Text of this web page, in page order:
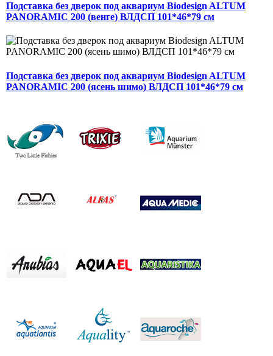
Подставка без дверок под аквариум Biodesign ALTUM
PANORAMIC 200 (венге) ВЛДСП 101*46*79 см
Подставка без дверок под аквариум Biodesign ALTUM
PANORAMIC 200 (ясень шимо) ВЛДСП 101*46*79 см